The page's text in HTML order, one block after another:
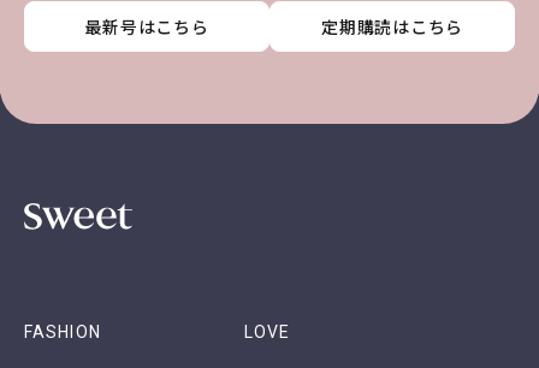
最新号はこちら 定期購読はこちら
最新号はこちら 定期購読はこちら
最新号はこちら 定期購読はこちら
最新号はこちら 定期購読はこちら
FASHION LOVE